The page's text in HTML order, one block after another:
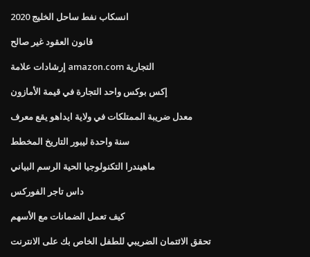
انسكاب نفط ساحل الخليج 2020
قانون العقود غير صالح
إرشادات علامة amazon.com التجارية
إكس بوكس ​​واحد التجارة في قيمة الأمازون
معدل ضريبة الممتلكات في ولاية ايداهو يقع معرف
سنة واحدة ليبور التاريخ المخطط
ماهيندرا التكنولوجيا الحية الرسم البياني
داس تاجر الفوركس
كيف تعمل الضمانات مع الأسهم
تحقق الائتمان الضريبي للطفل الخاص بك على الانترنت